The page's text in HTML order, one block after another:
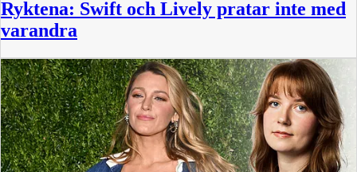
Ryktena: Swift och Lively pratar inte med
varandra